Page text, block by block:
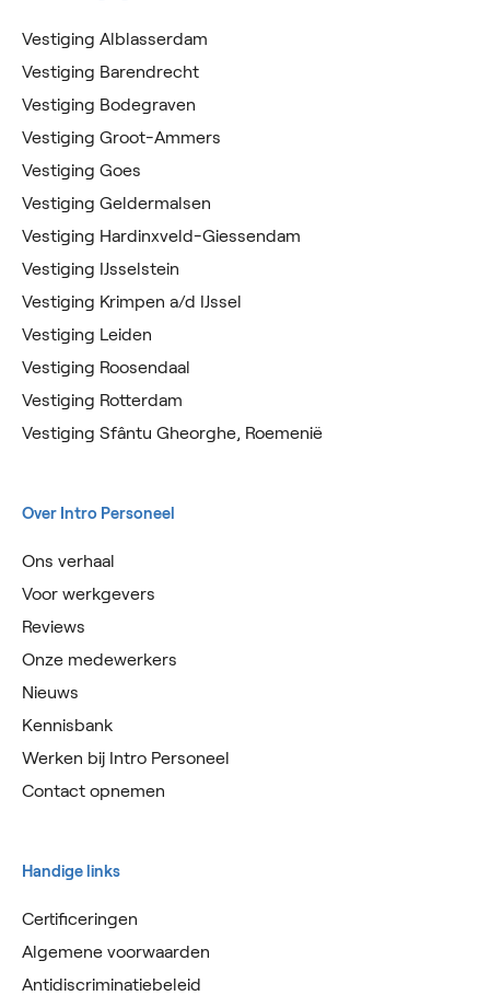
Vestiging Alblasserdam
Vestiging Barendrecht
Vestiging Bodegraven
Vestiging Groot-Ammers
Vestiging Goes
Vestiging Geldermalsen
Vestiging Hardinxveld-Giessendam
Vestiging IJsselstein
Vestiging Krimpen a/d IJssel
Vestiging Leiden
Vestiging Roosendaal
Vestiging Rotterdam
Vestiging Sfântu Gheorghe, Roemenië
Over Intro Personeel
Ons verhaal
Voor werkgevers
Reviews
Onze medewerkers
Nieuws
Kennisbank
Werken bij Intro Personeel
Contact opnemen
Handige links
Certificeringen
Algemene voorwaarden
Antidiscriminatiebeleid